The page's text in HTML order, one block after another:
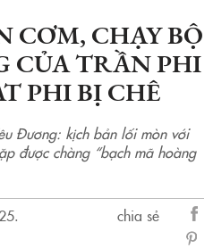
CƠM, CHẠY BỘ
CỦA TRẦN PHI
PHI BỊ CHÊ
Đương: kịch bản lối mòn với
được chàng “bạch mã hoàng
chia sẻ
sẻ